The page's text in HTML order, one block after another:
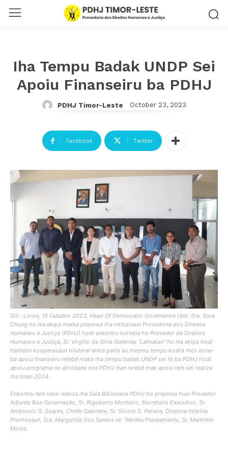
Iha Tempu Badak UNDP Sei
Apoiu Finanseiru ba PDHJ
PDHJ Timor-Leste October 23, 2023
Facebook Twitter
Dili : Loron, 19 Outubro 2023, Head Of Democratic Governance Unit, Sra. Sora
Chung ho nia ekipa marka prejensa iha intituisaun Provedoria dos Direitos
Humanos e Justiça (PDHJ) hodi enkontru kortejia ho Provedor de Direitos
Humanos e Justiça, Sr. Virgílio da Silva Guterres “Lamukan” ho nia ekipa hodi
hametin kooperasaun bilateral entre parte au mezmu tempu koalia mós kona-
ba apoiu finanseiru ne’ebé maka iha tempu badak UNDP sei fó ba PDHJ hodi
apoiu programa no atividade sira PDHJ nian ne’ebé mak apoiu ne’e sei realiza
iha tinan 2024.
Enkontru ne’e rasik realiza iha Sala Biblioteca PDHJ ho prejensa husi Provedor
Adjunto Boa Governação, Sr. Rigoberto Monteiro, Secretario Executivo, Sr.
Ambrosio G. Soares, Chefe Gabinete, Sr. Silvino S. Pereira, Diretora Interina
Promosaun, Sra. Margarida Dos Santos no Tekniku Planeamentu, Sr. Martinho
Moniz.